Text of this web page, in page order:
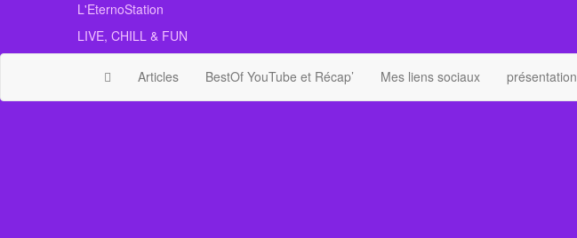
content
L'EternoStation
LIVE, CHILL & FUN
Articles BestOf YouTube et Récap’ Mes liens sociaux présentation